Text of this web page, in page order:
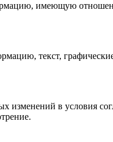
имеющую
текст,
в условия